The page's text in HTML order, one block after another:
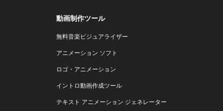
動画制作ツール
無料音楽ビジュアライザー
アニメーション ソフト
ロゴ・アニメーション
イントロ動画作成ツール
テキスト アニメーション ジェネレーター